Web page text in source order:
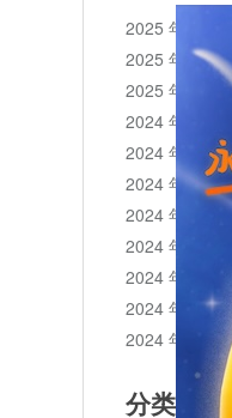
2025 年 11 月
2025 年 10 月
2025 年 1 月
2024 年 12 月
2024 年 11 月
2024 年 10 月
2024 年 9 月
2024 年 8 月
2024 年 7 月
2024 年 6 月
2024 年 5 月
分类目录